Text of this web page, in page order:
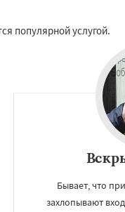
популярной услугой.
Бывает, что
захлопывают